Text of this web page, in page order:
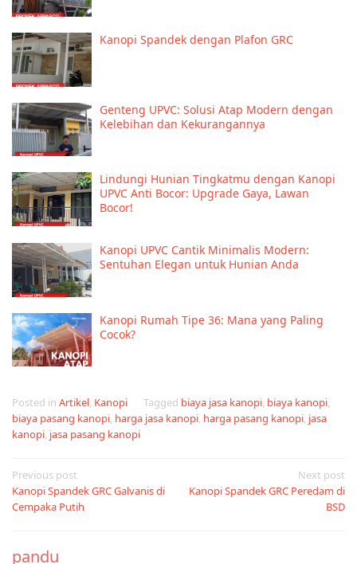
Kanopi Spandek dengan Plafon GRC
Genteng UPVC: Solusi Atap Modern dengan
Kelebihan dan Kekurangannya
Lindungi Hunian Tingkatmu dengan Kanopi
UPVC Anti Bocor: Upgrade Gaya, Lawan
Bocor!
Kanopi UPVC Cantik Minimalis Modern:
Sentuhan Elegan untuk Hunian Anda
Kanopi Rumah Tipe 36: Mana yang Paling
Cocok?
Posted in Artikel, Kanopi Tagged biaya jasa kanopi, biaya kanopi,
biaya pasang kanopi, harga jasa kanopi, harga pasang kanopi, jasa
kanopi, jasa pasang kanopi
Post
navigation
Previous post
Kanopi Spandek GRC Galvanis di
Cempaka Putih
Next post
Kanopi Spandek GRC Peredam di
BSD
pandu